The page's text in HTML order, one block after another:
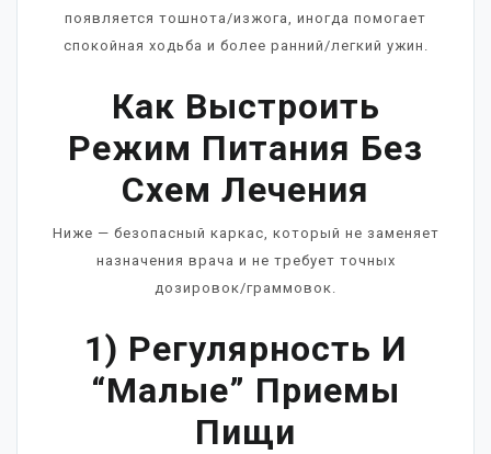
появляется тошнота/изжога, иногда помогает
спокойная ходьба и более ранний/легкий ужин.
Как Выстроить
Режим Питания Без
Схем Лечения
Ниже — безопасный каркас, который не заменяет
назначения врача и не требует точных
дозировок/граммовок.
1) Регулярность И
“малые” Приемы
Пищи